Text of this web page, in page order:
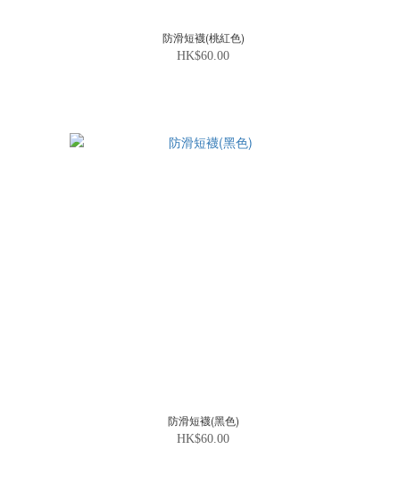
防滑短襪(桃紅色)
HK$60.00
防滑短襪(黑色)
HK$60.00